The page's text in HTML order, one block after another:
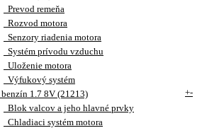
Prevod remeňa
Rozvod motora
Senzory riadenia motora
Systém prívodu vzduchu
Uloženie motora
Výfukový systém
1.7 8V (21213)
+-
Blok valcov a jeho hlavné prvky
Chladiaci systém motora